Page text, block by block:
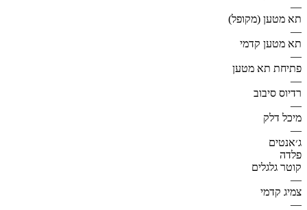
—
תא מטען (מקופל)
—
תא מטען קדמי
—
פתיחת תא מטען
—
רדיוס סיבוב
—
מיכל דלק
—
ג׳אנטים
פלדה
קוטר גלגלים
—
צמיג קדמי
—